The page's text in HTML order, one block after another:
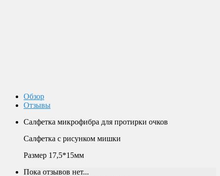
Обзор
Отзывы
Салфетка микрофибра для протирки очков
Салфетка с рисунком мишки
Размер 17,5*15мм
Пока отзывов нет...